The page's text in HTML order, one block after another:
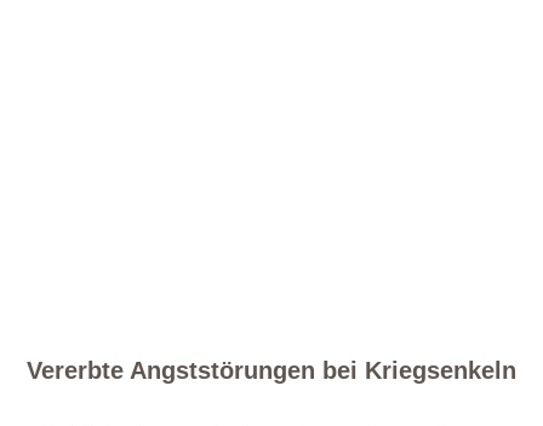
Vererbte Angststörungen bei Kriegsenkeln